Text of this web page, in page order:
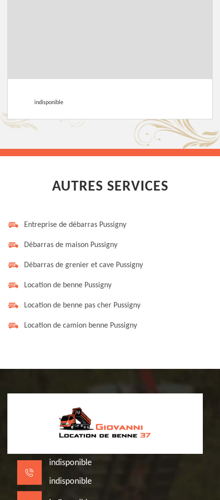
indisponible
AUTRES SERVICES
Entreprise de débarras Pussigny
Débarras de maison Pussigny
Débarras de grenier et cave Pussigny
Location de benne Pussigny
Location de benne pas cher Pussigny
Location de camion benne Pussigny
indisponible
indisponible